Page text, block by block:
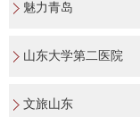
魅力青岛
山东大学第二医院
文旅山东